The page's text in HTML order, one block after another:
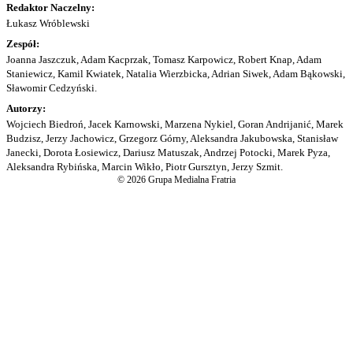
Redaktor Naczelny:
Łukasz Wróblewski
Zespół:
Joanna Jaszczuk, Adam Kacprzak, Tomasz Karpowicz, Robert Knap, Adam
Staniewicz, Kamil Kwiatek, Natalia Wierzbicka, Adrian Siwek, Adam Bąkowski,
Sławomir Cedzyński.
Autorzy:
Wojciech Biedroń, Jacek Karnowski, Marzena Nykiel, Goran Andrijanić, Marek
Budzisz, Jerzy Jachowicz, Grzegorz Górny, Aleksandra Jakubowska, Stanisław
Janecki, Dorota Łosiewicz, Dariusz Matuszak, Andrzej Potocki, Marek Pyza,
Aleksandra Rybińska, Marcin Wikło, Piotr Gursztyn, Jerzy Szmit.
© 2026 Grupa Medialna Fratria